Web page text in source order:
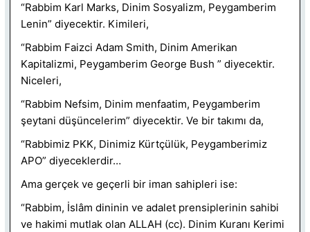
“Rabbim Karl Marks, Dinim Sosyalizm, Peygamberim
Lenin” diyecektir. Kimileri,
“Rabbim Faizci Adam Smith, Dinim Amerikan
Kapitalizmi, Peygamberim George Bush ” diyecektir.
Niceleri,
“Rabbim Nefsim, Dinim menfaatim, Peygamberim
şeytani düşüncelerim” diyecektir. Ve bir takımı da,
“Rabbimiz PKK, Dinimiz Kürtçülük, Peygamberimiz
APO” diyeceklerdir…
Ama gerçek ve geçerli bir iman sahipleri ise:
“Rabbim, İslâm dininin ve adalet prensiplerinin sahibi
ve hakimi mutlak olan ALLAH (cc). Dinim Kuranı Kerimi